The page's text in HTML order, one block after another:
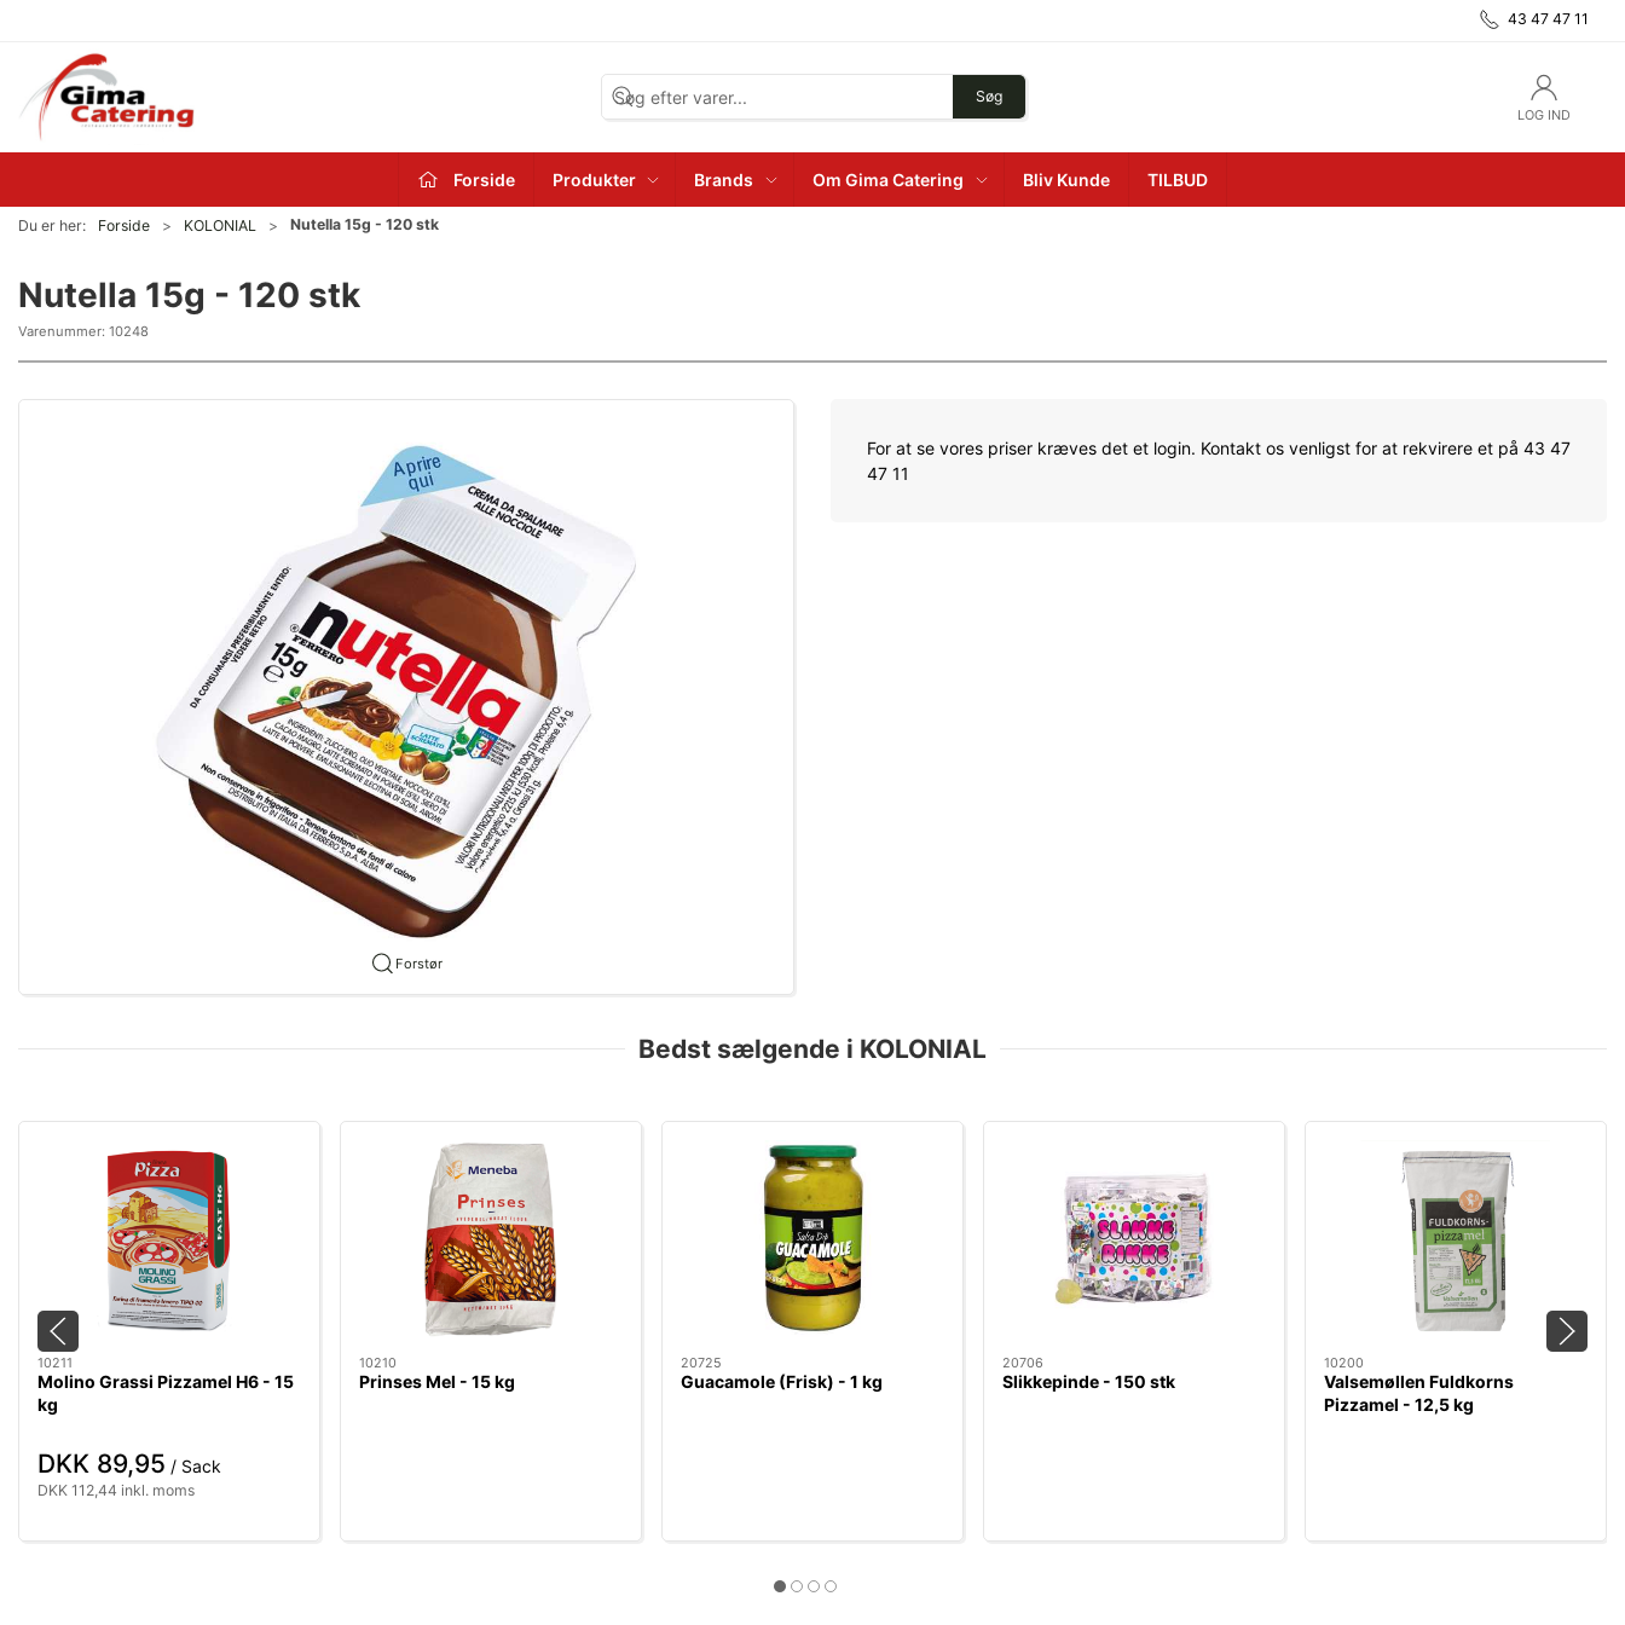
43 47 47 11
Søg
LOG IND
Forside Produkter Brands Om Gima Catering Bliv Kunde TILBUD
Du er her: Forside KOLONIAL Nutella 15g - 120 stk
Nutella 15g - 120 stk
Varenummer: 10248
Forstør
For at se vores priser kræves det et login. Kontakt os venligst for at rekvirere et på 43 47
47 11
Bedst sælgende i KOLONIAL
10211
Molino Grassi Pizzamel H6 - 15
kg
DKK 89,95 / Sack
DKK 112,44 inkl. moms
10210
Prinses Mel - 15 kg
20725
Guacamole (Frisk) - 1 kg
20706
Slikkepinde - 150 stk
10200
Valsemøllen Fuldkorns
Pizzamel - 12,5 kg